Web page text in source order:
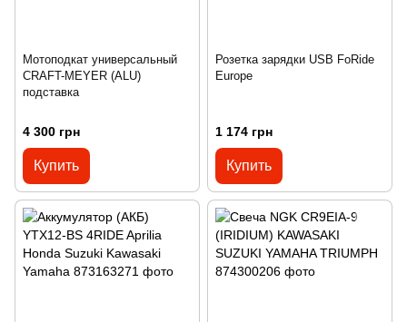
Мотоподкат универсальный
CRAFT-MEYER (ALU)
подставка
4 300 грн
Купить
Розетка зарядки USB FoRide
Europe
1 174 грн
Купить